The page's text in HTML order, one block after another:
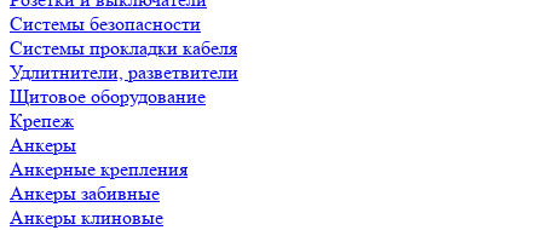
Системы безопасности
Системы прокладки кабеля
Удлитнители, разветвители
Щитовое оборудование
Крепеж
Анкеры
Анкерные крепления
Анкеры забивные
Анкеры клиновые